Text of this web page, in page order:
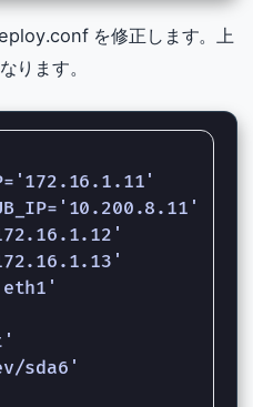
を修正します。上
ります。
sda6'